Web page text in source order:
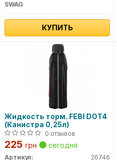
SWAG
КУПИТЬ
Жидкость торм. FEBI DOT4
(Канистра 0,25л)
0 отзывов
225 грн сегодня
Артикул: 26746